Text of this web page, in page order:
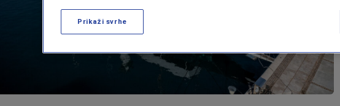
Prikaži svrhe